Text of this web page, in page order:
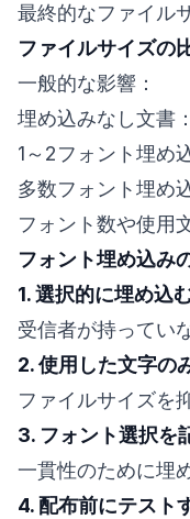
最終的なファイル
ファイルサイズの
一般的な影響：
埋め込みなし文書
1～2フォント埋め
多数フォント埋め
フォント数や使用
フォント埋め込み
1. 選択的に埋め込
受信者が持ってい
2. 使用した文字の
ファイルサイズを
3. フォント選択を
一貫性のために埋
4. 配布前にテスト